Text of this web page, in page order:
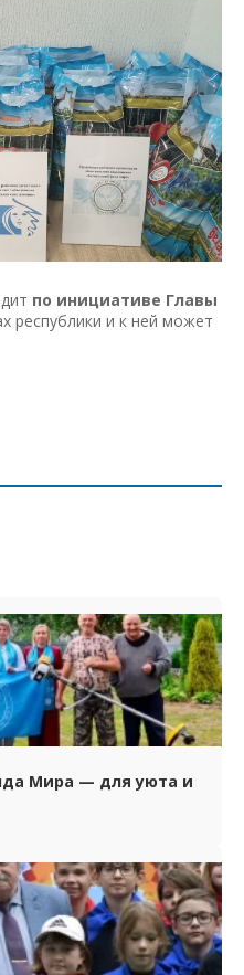
по инициативе Главы
республики и к ней может
Мира — для уюта и